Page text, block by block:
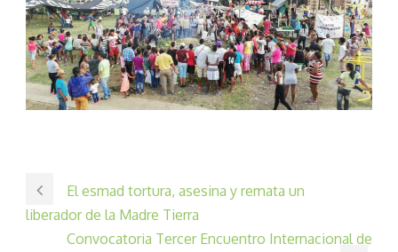
El esmad tortura, asesina y remata un
liberador de la Madre Tierra
Convocatoria Tercer Encuentro Internacional de